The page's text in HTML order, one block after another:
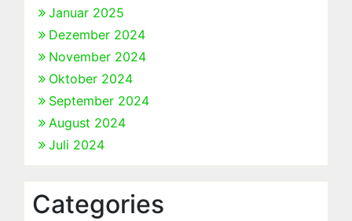
Januar 2025
Dezember 2024
November 2024
Oktober 2024
September 2024
August 2024
Juli 2024
Categories